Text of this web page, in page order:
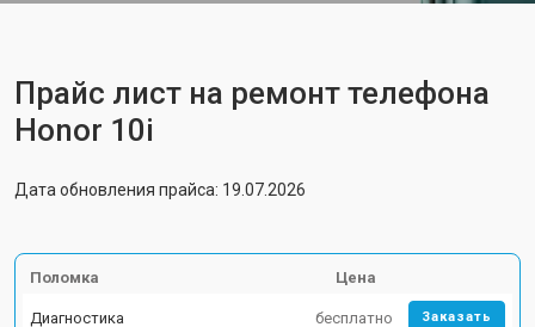
Прайс лист на ремонт телефона
Honor 10i
Дата обновления прайса: 19.07.2026
Поломка Цена
Диагностика бесплатно Заказать